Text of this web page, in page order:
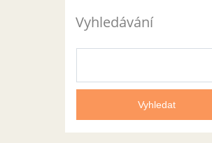
Vyhledávání